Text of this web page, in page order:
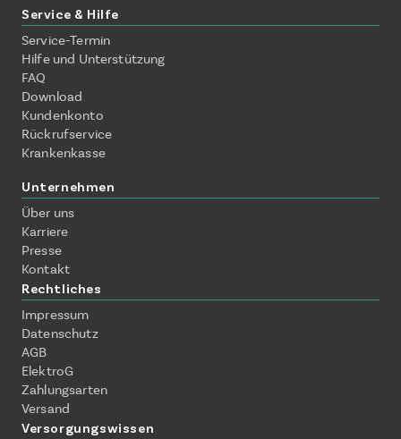
Service & Hilfe
Service-Termin
Hilfe und Unterstützung
FAQ
Download
Kundenkonto
Rückrufservice
Krankenkasse
Unternehmen
Über uns
Karriere
Presse
Kontakt
Rechtliches
Impressum
Datenschutz
AGB
ElektroG
Zahlungsarten
Versand
Versorgungswissen